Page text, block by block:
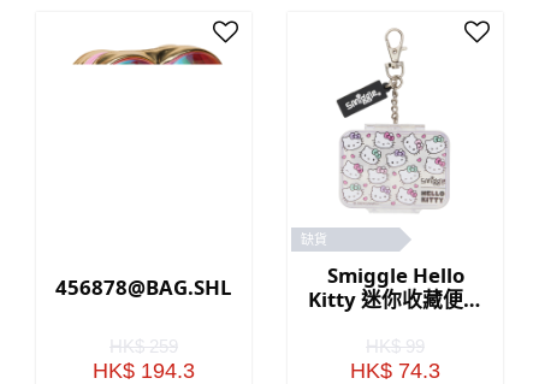
456878@BAG.SHLDR.HEART.RADIANT(GOLD)
HK$ 259
HK$ 194.3
缺貨
Smiggle Hello
Kitty 迷你收藏便當
HK$ 99
HK$ 74.3